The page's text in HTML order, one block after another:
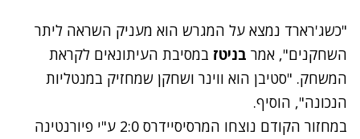
"כשג'רארד נמצא על המגרש הוא מעניק השראה ליתר
השחקנים", אמר בניטז במסיבת העיתונאים לקראת
המשחק. "סטיבן הוא ווינר ושחקן שמחזיק במנטליות
הנכונה", הוסיף.
במחזור הקודם נוצחו המרסיסיידרס 2:0 ע"י פיורנטינה